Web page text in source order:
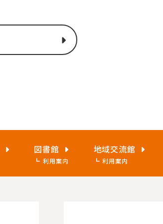
図書館
利用案内
地域交流館
利用案内